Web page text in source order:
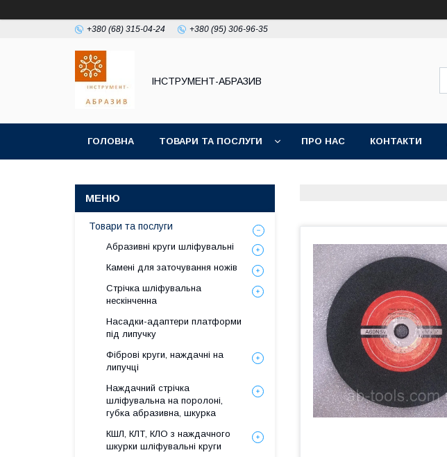
+380 (68) 315-04-24 +380 (95) 306-96-35
ІНСТРУМЕНТ-АБРАЗИВ
ГОЛОВНА ТОВАРИ ТА ПОСЛУГИ ПРО НАС КОНТАКТИ
Товари та послуги
Абразивні круги шліфувальні
Камені для заточування ножів
Стрічка шліфувальна
нескінченна
Насадки-адаптери платформи
під липучку
Фіброві круги, наждачні на
липучці
Наждачний стрічка
шліфувальна на поролоні,
губка абразивна, шкурка
КШЛ, КЛТ, КЛО з наждачного
шкурки шліфувальні круги